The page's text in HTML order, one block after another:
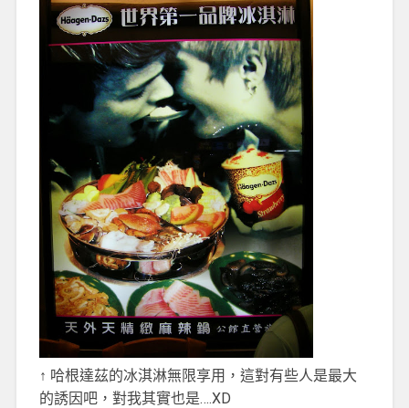
↑ 哈根達茲的冰淇淋無限享用，這對有些人是最大
的誘因吧，對我其實也是….XD